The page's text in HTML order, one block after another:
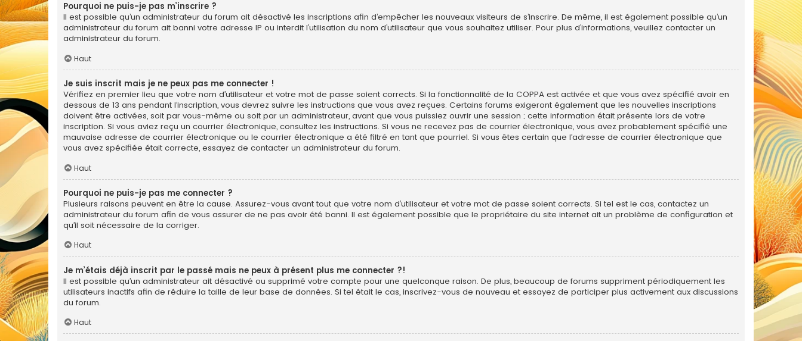
Pourquoi ne puis-je pas m’inscrire ?
Il est possible qu’un administrateur du forum ait désactivé les inscriptions afin d’empêcher les nouveaux visiteurs de s’inscrire. De même, il est également possible qu’un
administrateur du forum ait banni votre adresse IP ou interdit l’utilisation du nom d’utilisateur que vous souhaitez utiliser. Pour plus d’informations, veuillez contacter un
administrateur du forum.
Haut
Je suis inscrit mais je ne peux pas me connecter !
Vérifiez en premier lieu que votre nom d’utilisateur et votre mot de passe soient corrects. Si la fonctionnalité de la COPPA est activée et que vous avez spécifié avoir en
dessous de 13 ans pendant l’inscription, vous devrez suivre les instructions que vous avez reçues. Certains forums exigeront également que les nouvelles inscriptions
doivent être activées, soit par vous-même ou soit par un administrateur, avant que vous puissiez ouvrir une session ; cette information était présente lors de votre
inscription. Si vous aviez reçu un courrier électronique, consultez les instructions. Si vous ne recevez pas de courrier électronique, vous avez probablement spécifié une
mauvaise adresse de courrier électronique ou le courrier électronique a été filtré en tant que pourriel. Si vous êtes certain que l’adresse de courrier électronique que
vous avez spécifiée était correcte, essayez de contacter un administrateur du forum.
Haut
Pourquoi ne puis-je pas me connecter ?
Plusieurs raisons peuvent en être la cause. Assurez-vous avant tout que votre nom d’utilisateur et votre mot de passe soient corrects. Si tel est le cas, contactez un
administrateur du forum afin de vous assurer de ne pas avoir été banni. Il est également possible que le propriétaire du site internet ait un problème de configuration et
qu’il soit nécessaire de la corriger.
Haut
Je m’étais déjà inscrit par le passé mais ne peux à présent plus me connecter ?!
Il est possible qu’un administrateur ait désactivé ou supprimé votre compte pour une quelconque raison. De plus, beaucoup de forums suppriment périodiquement les
utilisateurs inactifs afin de réduire la taille de leur base de données. Si tel était le cas, inscrivez-vous de nouveau et essayez de participer plus activement aux discussions
du forum.
Haut